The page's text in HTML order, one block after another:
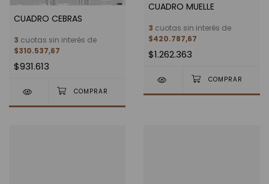
CUADRO CEBRAS
3 cuotas sin interés de
$310.537,67
$931.613
CUADRO MUELLE
3 cuotas sin interés de
$420.787,67
$1.262.363